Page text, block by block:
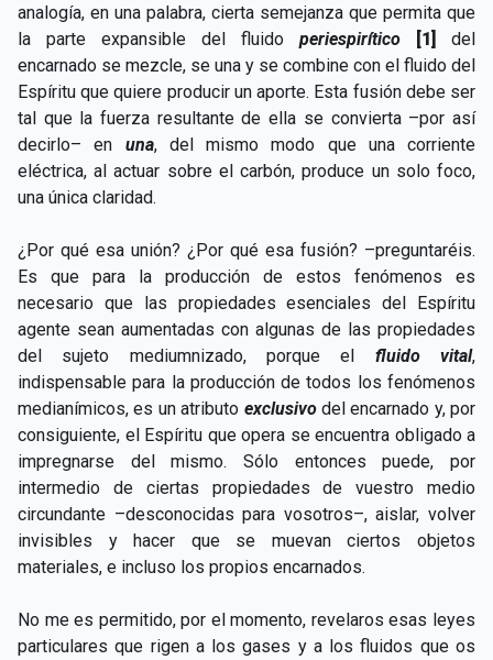
analogía, en una palabra, cierta semejanza que permita que
la parte expansible del fluido periespirítico [1]
del
encarnado se mezcle, se una y se combine con el fluido del
Espíritu que quiere producir un aporte. Esta fusión debe ser
tal que la fuerza resultante de ella se convierta –por así
decirlo– en una, del mismo modo que una corriente
eléctrica, al actuar sobre el carbón, produce un solo foco,
una única claridad.
¿Por qué esa unión? ¿Por qué esa fusión? –preguntaréis.
Es que para la producción de estos fenómenos es
necesario que las propiedades esenciales del Espíritu
agente sean aumentadas con algunas de las propiedades
del sujeto mediumnizado, porque el fluido vital,
indispensable para la producción de todos los fenómenos
medianímicos, es un atributo exclusivodel encarnado y, por
consiguiente, el Espíritu que opera se encuentra obligado a
impregnarse del mismo. Sólo entonces puede, por
intermedio de ciertas propiedades de vuestro medio
circundante –desconocidas para vosotros–, aislar, volver
invisibles y hacer que se muevan ciertos objetos
materiales, e incluso los propios encarnados.
No me es permitido, por el momento, revelaros esas leyes
particulares que rigen a los gases y a los fluidos que os